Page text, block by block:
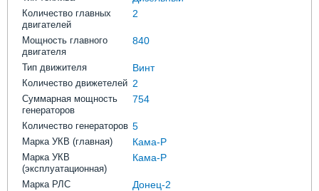
Количество главных
двигателей
2
Мощность главного
двигателя
840
Тип движителя Винт
Количество движетелей 2
Суммарная мощность
генераторов
754
Количество генераторов 5
Марка УКВ (главная) Кама-Р
Марка УКВ
(эксплуатационная)
Кама-Р
Марка РЛС Донец-2